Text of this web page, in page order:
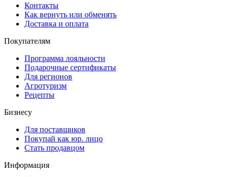
Контакты
Как вернуть или обменять
Доставка и оплата
Покупателям
Программа лояльности
Подарочные сертификаты
Для регионов
Агротуризм
Рецепты
Бизнесу
Для поставщиков
Покупай как юр. лицо
Стать продавцом
Информация